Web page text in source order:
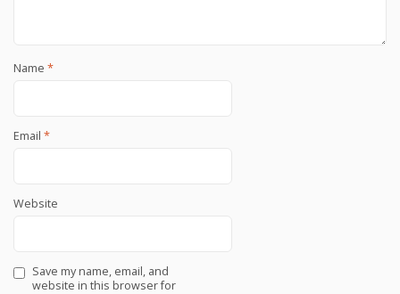
Name *
Email *
Website
Save my name, email, and
website in this browser for